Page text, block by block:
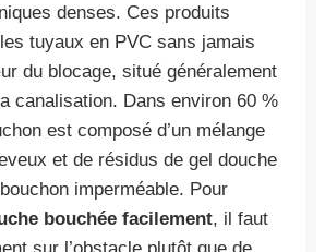
denses. Ces produits
tuyaux en PVC sans jamais
du blocage, situé généralement
canalisation. Dans environ 60 %
est composé d’un mélange
et de résidus de gel douche
imperméable. Pour
bouchée facilement, il faut